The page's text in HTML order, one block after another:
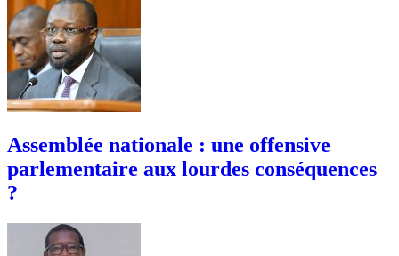
Assemblée nationale : une offensive
parlementaire aux lourdes conséquences
?